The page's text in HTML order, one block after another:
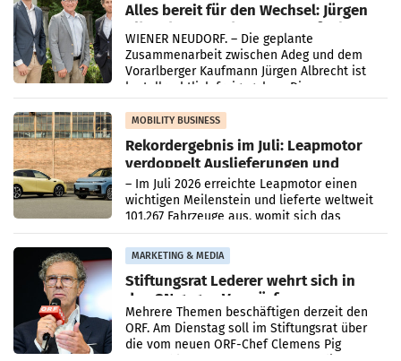
Alles bereit für den Wechsel: Jürgen
Albrecht setzt ab 1.1.2027 auf Adeg
WIENER NEUDORF. – Die geplante
Zusammenarbeit zwischen Adeg und dem
Vorarlberger Kaufmann Jürgen Albrecht ist
kartellrechtlich freigegeben: Die
Bundeswettbewerbsbehörde und der
Bundeskartellanwalt
MOBILITY BUSINESS
Rekordergebnis im Juli: Leapmotor
verdoppelt Auslieferungen und
überschreitet die 100.000er-Marke
– Im Juli 2026 erreichte Leapmotor einen
wichtigen Meilenstein und lieferte weltweit
101.267 Fahrzeuge aus, womit sich das
Ergebnis gegenüber Juli 2025 mehr als
verdoppelte (+102
MARKETING & MEDIA
Stiftungsrat Lederer wehrt sich in
den SN gegen Vorwürfe
Mehrere Themen beschäftigen derzeit den
ORF. Am Dienstag soll im Stiftungsrat über
die vom neuen ORF-Chef Clemens Pig